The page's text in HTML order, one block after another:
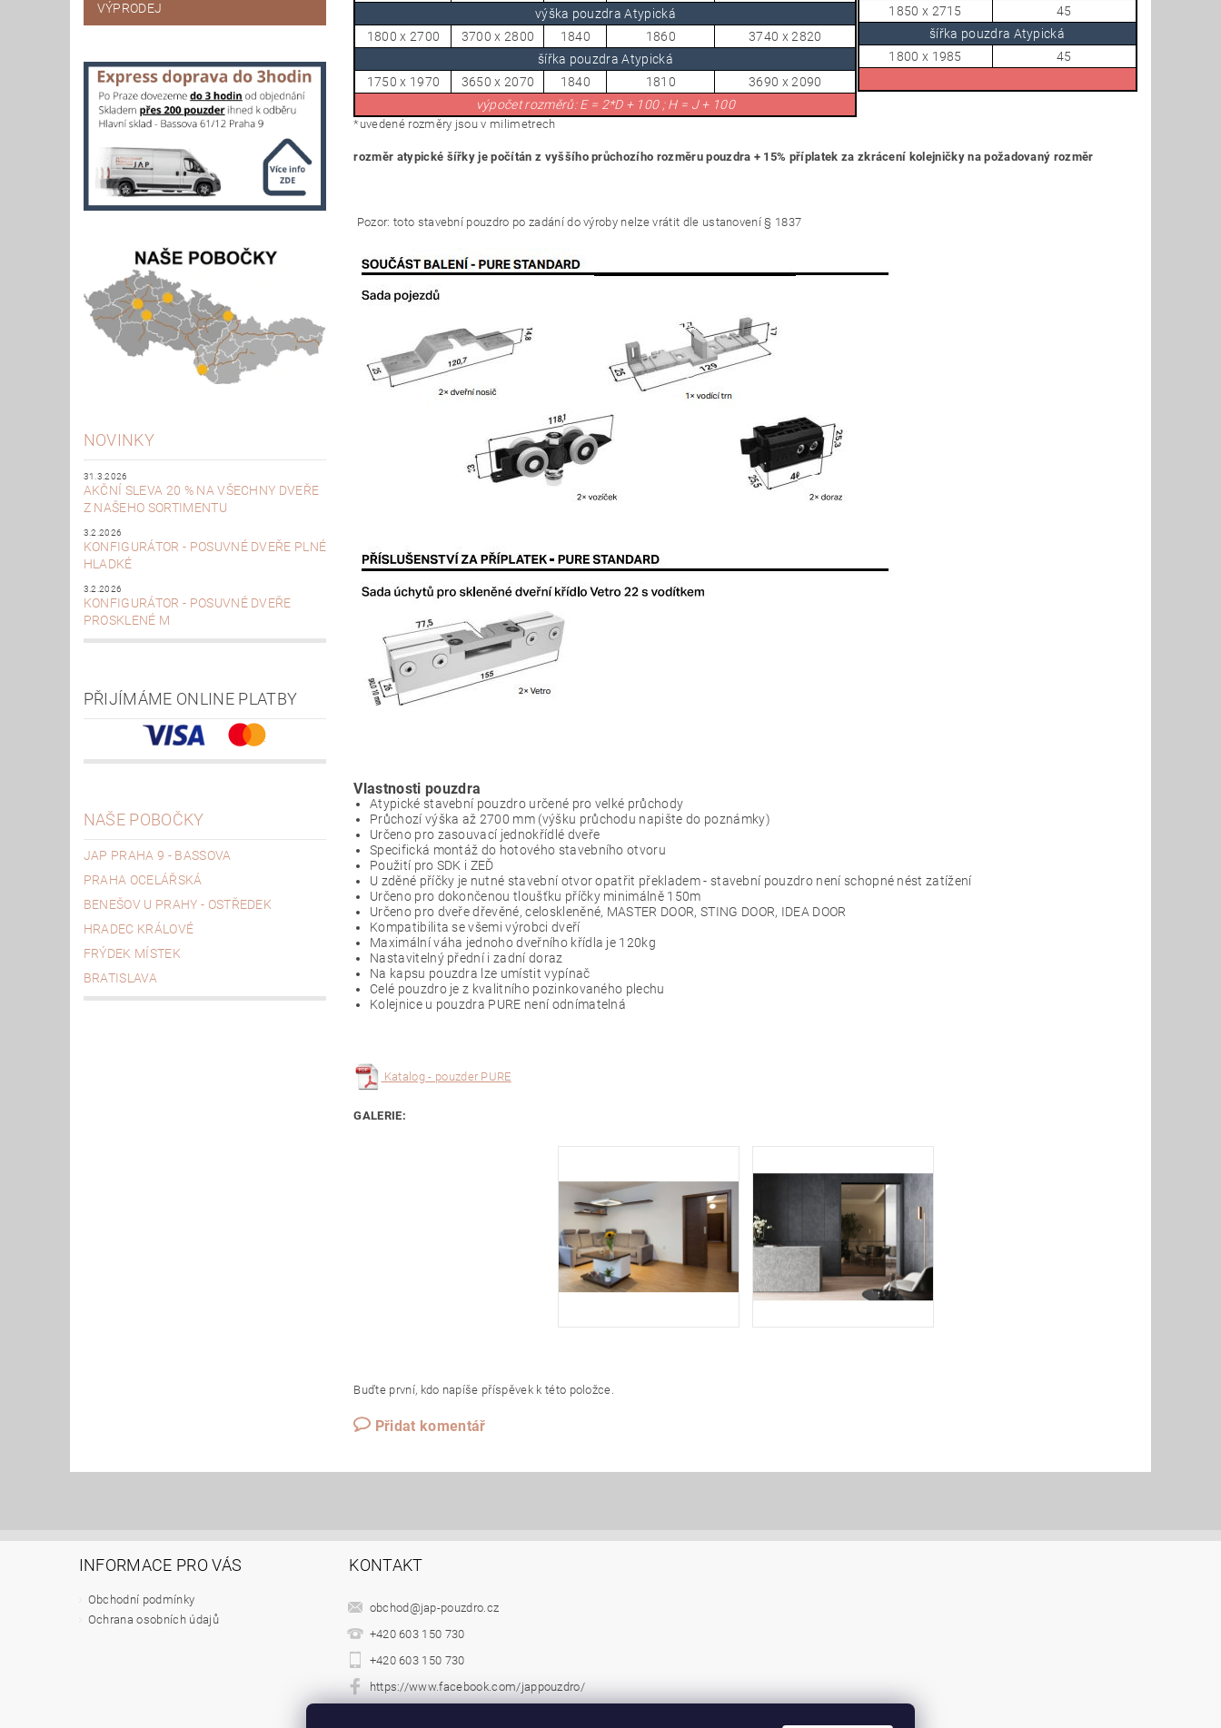
VÝPRODEJ
NOVINKY
31.3.2026
AKČNÍ SLEVA 20 % NA VŠECHNY DVEŘE
Z NAŠEHO SORTIMENTU
3.2.2026
KONFIGURÁTOR - POSUVNÉ DVEŘE PLNÉ
HLADKÉ
3.2.2026
KONFIGURÁTOR - POSUVNÉ DVEŘE
PROSKLENÉ M
PŘIJÍMÁME ONLINE PLATBY
NAŠE POBOČKY
JAP PRAHA 9 - BASSOVA
PRAHA OCELÁŘSKÁ
BENEŠOV U PRAHY - OSTŘEDEK
HRADEC KRÁLOVÉ
FRÝDEK MÍSTEK
BRATISLAVA
výška pouzdra Atypická
1800 x 2700
3700 x 2800 1840 1860 3740 x2820
šířka pouzdra Atypická
1750 x 1970
3650 x 2070 1840 1810 3690 x2090
výpočet rozměrů: E = 2*D + 100 ; H = J + 100
1850 x 2715
45
šířka pouzdra Atypická
1800 x 1985
45
*uvedené rozměry jsou v milimetrech
rozměr atypické šířky je počítán z vyššího průchozího rozměru pouzdra + 15% příplatek za zkrácení kolejničky na požadovaný rozměr
Pozor: toto stavební pouzdro po zadání do výroby nelze vrátit dle ustanovení § 1837
Vlastnosti pouzdra
Atypické stavební pouzdro určené pro velké průchody
Průchozí výška až 2700 mm (výšku průchodu napište do poznámky)
Určeno pro zasouvací jednokřídlé dveře
Specifická montáž do hotového stavebního otvoru
Použití pro SDK i ZEĎ
U zděné příčky je nutné stavební otvor opatřit překladem - stavební pouzdro není schopné nést zatížení
Určeno pro dokončenou tloušťku příčky minimálně 150m
Určeno pro dveře dřevěné, celoskleněné, MASTER DOOR, STING DOOR, IDEA DOOR
Kompatibilita se všemi výrobci dveří
Maximální váha jednoho dveřního křídla je 120kg
Nastavitelný přední i zadní doraz
Na kapsu pouzdra lze umístit vypínač
Celé pouzdro je z kvalitního pozinkovaného plechu
Kolejnice u pouzdra PURE není odnímatelná
Katalog - pouzder PURE
GALERIE:
Buďte první, kdo napíše příspěvek k této položce.
Přidat komentář
INFORMACE PRO VÁS
Obchodní podmínky
Ochrana osobních údajů
KONTAKT
obchod@jap-pouzdro.cz
+420 603 150 730
+420 603 150 730
https://www.facebook.com/jappouzdro/